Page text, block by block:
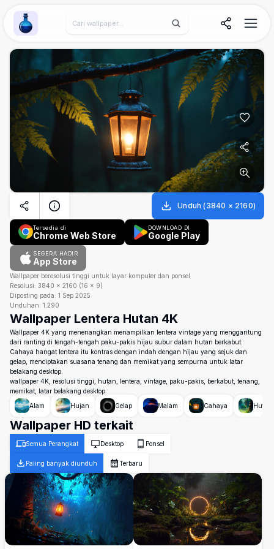
Wallpaper Alchemy
Unduh (3840 × 2160)
Tersedia di
Chrome Web Store
DOWNLOAD DI
Google Play
SEGERA HADIR
App Store
Wallpaper beresolusi tinggi untuk layar komputer dan ponsel
Resolusi: 3840 × 2160 (16 × 9)
Diposting pada: 1 Sep 2025
Unduhan: 1.290
Wallpaper Lentera Hutan 4K
Wallpaper 4K yang menenangkan menampilkan lentera vintage yang menggantung
dari ranting di tengah-tengah paku-pakis hijau subur dalam hutan berkabut.
Cahaya hangat lentera itu kontras dengan indah dengan hijau yang sejuk dan
gelap, menciptakan suasana tenang dan memikat yang sempurna untuk latar
belakang desktop.
wallpaper 4K, resolusi tinggi, hutan, lentera, vintage, paku-pakis, berkabut, tenang,
memikat, latar belakang desktop
Alam
Hujan Gelap Malam Cahaya Hutan
Wallpaper HD terkait
Semua Perangkat Desktop Ponsel
Paling banyak diunduh Terbaru